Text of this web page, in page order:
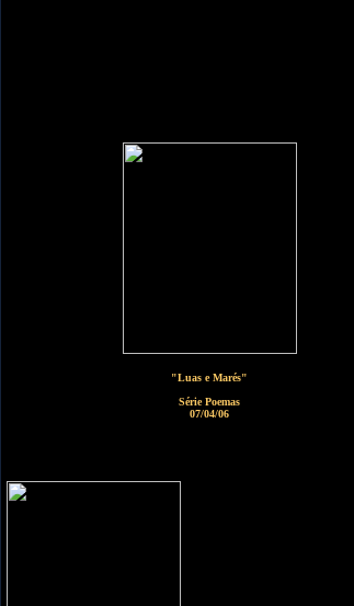
"Luas e Marés"
Série Poemas
07/04/06